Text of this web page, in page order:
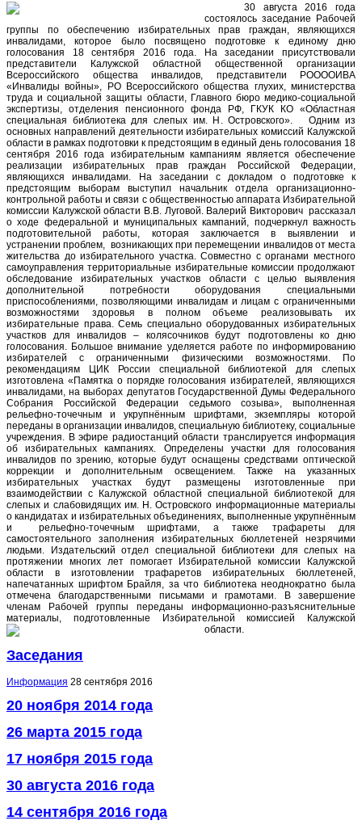
30 августа 2016 года
состоялось заседание Рабочей
группы по обеспечению избирательных прав граждан, являющихся
инвалидами, которое было посвящено подготовке к единому дню
голосования 18 сентября 2016 года. На заседании присутствовали
представители Калужской областной общественной организации
Всероссийского общества инвалидов, представители РООООИВА
«Инвалиды войны», РО Всероссийского общества глухих, министерства
труда и социальной защиты области, Главного бюро медико-социальной
экспертизы, отделения пенсионного фонда РФ, ГКУК КО «Областная
специальная библиотека для слепых им. Н. Островского». Одним из
основных направлений деятельности избирательных комиссий Калужской
области в рамках подготовки к предстоящим в единый день голосования 18
сентября 2016 года избирательным кампаниям является обеспечение
реализации избирательных прав граждан Российской Федерации,
являющихся инвалидами. На заседании с докладом о подготовке к
предстоящим выборам выступил начальник отдела организационно-
контрольной работы и связи с общественностью аппарата Избирательной
комиссии Калужской области В.В. Луговой. Валерий Викторович рассказал
о ходе федеральной и муниципальных кампаний, подчеркнул важность
подготовительной работы, которая заключается в выявлении и
устранении проблем, возникающих при перемещении инвалидов от места
жительства до избирательного участка. Совместно с органами местного
самоуправления территориальные избирательные комиссии продолжают
обследование избирательных участков области с целью выявления
дополнительной потребности оборудования специальными
приспособлениями, позволяющими инвалидам и лицам с ограниченными
возможностями здоровья в полном объеме реализовывать их
избирательные права. Семь специально оборудованных избирательных
участков для инвалидов – колясочников будут подготовлены ко дню
голосования. Большое внимание уделяется работе по информированию
избирателей с ограниченными физическими возможностями. По
рекомендациям ЦИК России специальной библиотекой для слепых
изготовлена «Памятка о порядке голосования избирателей, являющихся
инвалидами, на выборах депутатов Государственной Думы Федерального
Собрания Российской Федерации седьмого созыва», выполненная
рельефно-точечным и укрупнённым шрифтами, экземпляры которой
переданы в организации инвалидов, специальную библиотеку, социальные
учреждения. В эфире радиостанций области транслируется информация
об избирательных кампаниях. Определены участки для голосования
инвалидов по зрению, которые будут оснащены средствами оптической
коррекции и дополнительным освещением. Также на указанных
избирательных участках будут размещены изготовленные при
взаимодействии с Калужской областной специальной библиотекой для
слепых и слабовидящих им. Н. Островского информационные материалы
о кандидатах и избирательных объединениях, выполненные укрупнённым
и рельефно-точечным шрифтами, а также трафареты для
самостоятельного заполнения избирательных бюллетеней незрячими
людьми. Издательский отдел специальной библиотеки для слепых на
протяжении многих лет помогает Избирательной комиссии Калужской
области в изготовлении трафаретов избирательных бюллетеней,
напечатанных шрифтом Брайля, за что библиотека неоднократно была
отмечена благодарственными письмами и грамотами. В завершение
членам Рабочей группы переданы информационно-разъяснительные
материалы, подготовленные Избирательной комиссией Калужской
области.
Заседания
Информация 28 сентября 2016
20 ноября 2014 года
26 марта 2015 года
17 ноября 2015 года
30 августа 2016 года
14 сентября 2016 года